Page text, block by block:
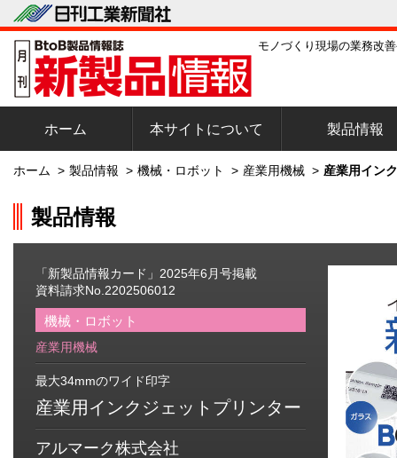
モノづくり現場の業務改
ホーム 本サイトについて 製品情報
ホーム > 製品情報 > 機械・ロボット > 産業用機械 > 産業用イン
製品情報
「新製品情報カード」2025年6月号掲載
資料請求No.2202506012
機械・ロボット
産業用機械
最大34mmのワイド印字
産業用インクジェットプリンター
アルマーク株式会社